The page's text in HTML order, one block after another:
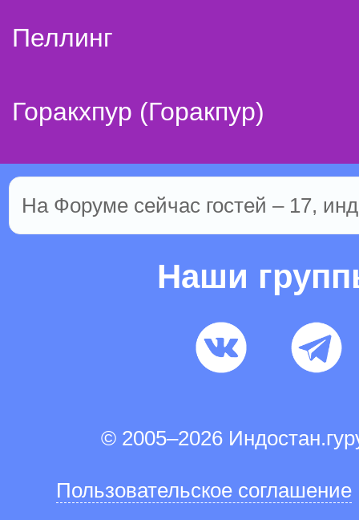
Пеллинг
Горакхпур (Горакпур)
На Форуме сейчас гостей – 17,
Наши
© 2005–2026
Пользовательское соглашение